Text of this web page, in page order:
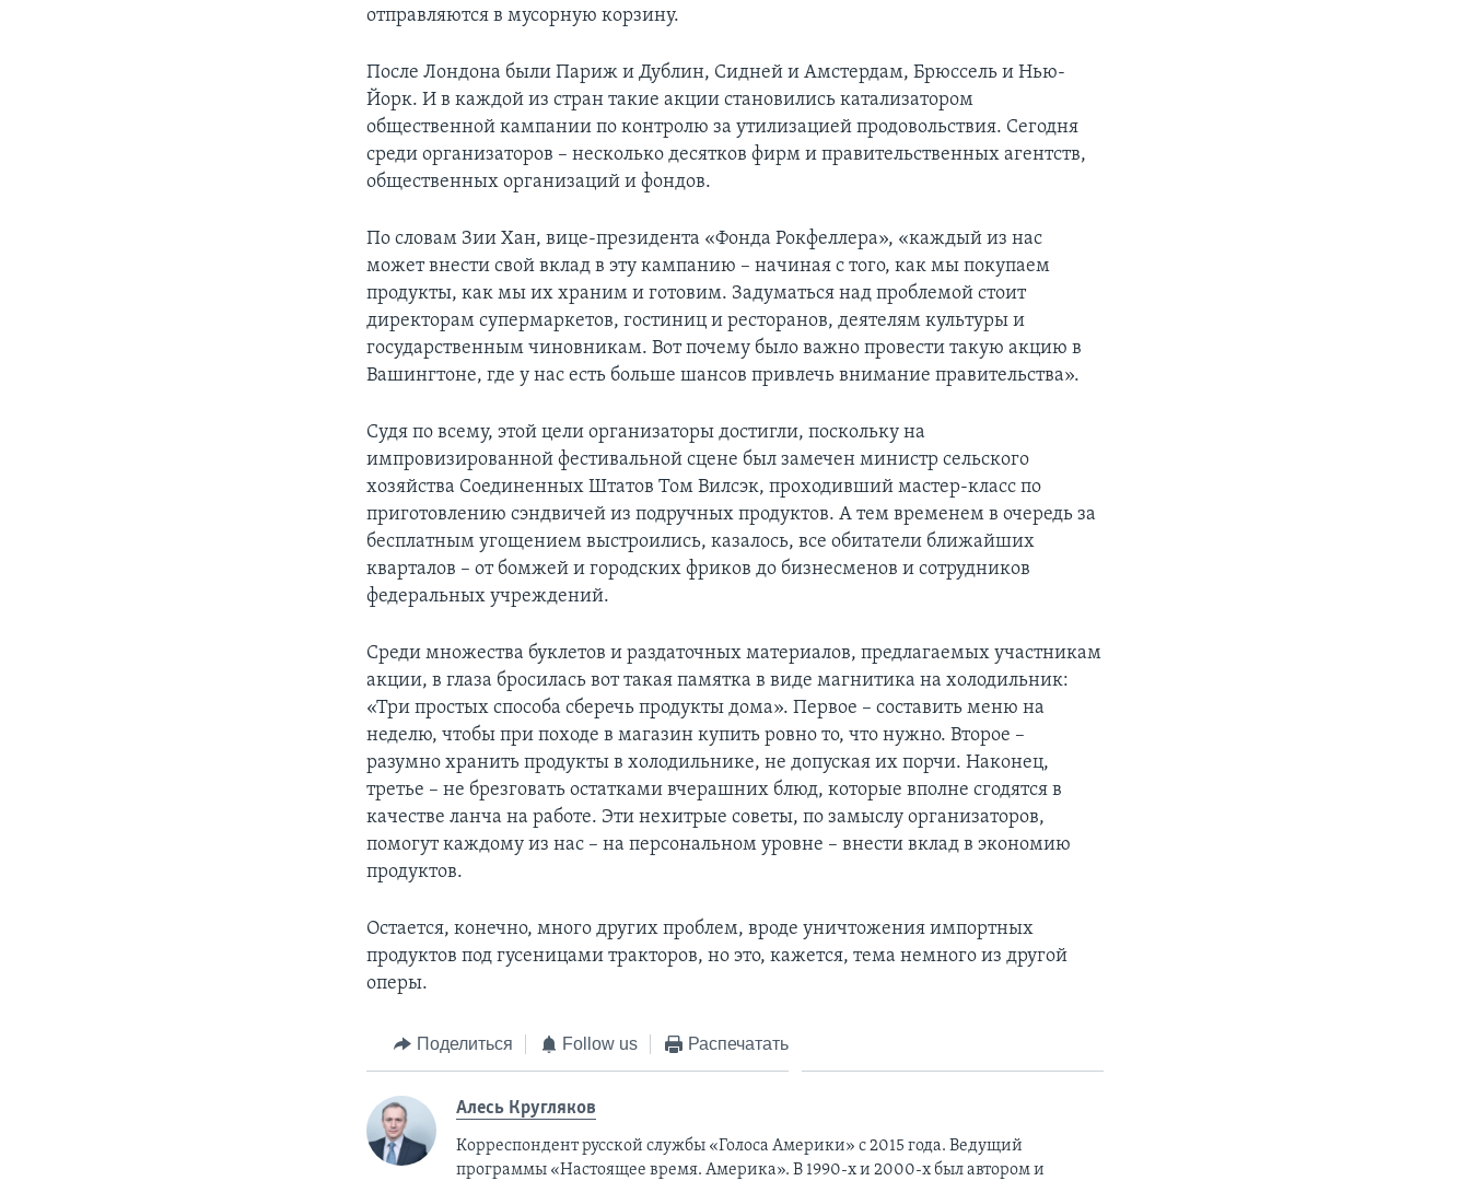
отправляются в мусорную корзину.
После Лондона были Париж и Дублин, Сидней и Амстердам, Брюссель и Нью-
Йорк. И в каждой из стран такие акции становились катализатором
общественной кампании по контролю за утилизацией продовольствия. Сегодня
среди организаторов – несколько десятков фирм и правительственных агентств,
общественных организаций и фондов.
По словам Зии Хан, вице-президента «Фонда Рокфеллера», «каждый из нас
может внести свой вклад в эту кампанию – начиная с того, как мы покупаем
продукты, как мы их храним и готовим. Задуматься над проблемой стоит
директорам супермаркетов, гостиниц и ресторанов, деятелям культуры и
государственным чиновникам. Вот почему было важно провести такую акцию в
Вашингтоне, где у нас есть больше шансов привлечь внимание правительства».
Судя по всему, этой цели организаторы достигли, поскольку на
импровизированной фестивальной сцене был замечен министр сельского
хозяйства Соединенных Штатов Том Вилсэк, проходивший мастер-класс по
приготовлению сэндвичей из подручных продуктов. А тем временем в очередь за
бесплатным угощением выстроились, казалось, все обитатели ближайших
кварталов – от бомжей и городских фриков до бизнесменов и сотрудников
федеральных учреждений.
Среди множества буклетов и раздаточных материалов, предлагаемых участникам
акции, в глаза бросилась вот такая памятка в виде магнитика на холодильник:
«Три простых способа сберечь продукты дома». Первое – составить меню на
неделю, чтобы при походе в магазин купить ровно то, что нужно. Второе –
разумно хранить продукты в холодильнике, не допуская их порчи. Наконец,
третье – не брезговать остатками вчерашних блюд, которые вполне сгодятся в
качестве ланча на работе. Эти нехитрые советы, по замыслу организаторов,
помогут каждому из нас – на персональном уровне – внести вклад в экономию
продуктов.
Остается, конечно, много других проблем, вроде уничтожения импортных
продуктов под гусеницами тракторов, но это, кажется, тема немного из другой
оперы.
Поделиться Follow us Распечатать
Алесь Кругляков
Корреспондент русской службы «Голоса Америки» с 2015 года. Ведущий
программы «Настоящее время. Америка». В 1990-х и 2000-х был автором и